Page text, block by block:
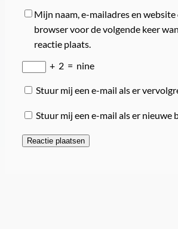
Mijn naam, e-mailadres en website
browser voor de volgende keer
reactie plaats.
+ 2 = nine
Stuur mij een e-mail als er
Stuur mij een e-mail als er nieuwe